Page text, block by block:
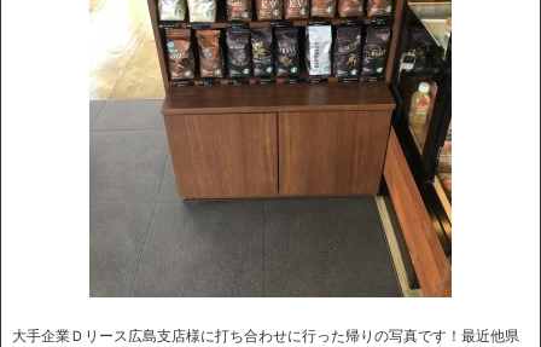
大手企業Ｄリース広島支店様に打ち合わせに行った帰りの写真です！最近他県